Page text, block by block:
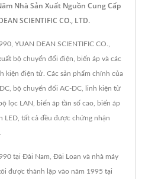
Nhà Sản Xuất Nguồn Cung Cấp
SCIENTIFIC CO., LTD.
YUAN DEAN SCIENTIFIC CO.,
bộ chuyển đổi điện, biến áp và các
kiện điện tử. Các sản phẩm chính của
bộ chuyển đổi AC-DC, linh kiện từ
lọc LAN, biến áp tần số cao, biến áp
LED, tất cả đều được chứng nhận
tại Đài Nam, Đài Loan và nhà máy
được thành lập vào năm 1995 tại